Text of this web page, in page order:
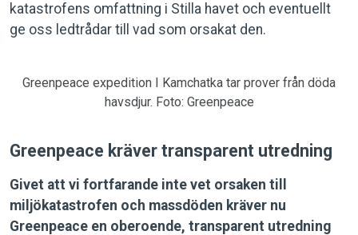
katastrofens omfattning i Stilla havet och eventuellt
ge oss ledtrådar till vad som orsakat den.
Greenpeace expedition I Kamchatka tar prover från döda
havsdjur. Foto: Greenpeace
Greenpeace kräver transparent utredning
Givet att vi fortfarande inte vet orsaken till
miljökatastrofen och massdöden kräver nu
Greenpeace en oberoende, transparent utredning